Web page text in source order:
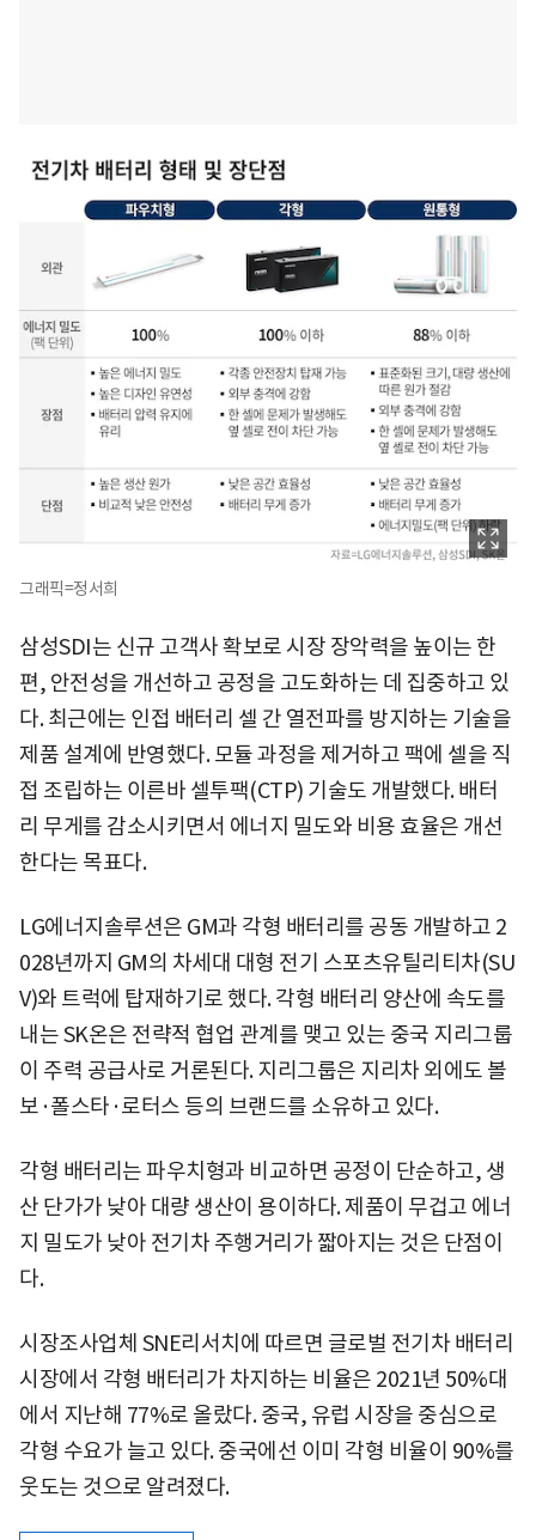
그래픽=정서희
삼성SDI는 신규 고객사 확보로 시장 장악력을 높이는 한
편, 안전성을 개선하고 공정을 고도화하는 데 집중하고 있
다. 최근에는 인접 배터리 셀 간 열전파를 방지하는 기술을
제품 설계에 반영했다. 모듈 과정을 제거하고 팩에 셀을 직
접 조립하는 이른바 셀투팩(CTP) 기술도 개발했다. 배터
리 무게를 감소시키면서 에너지 밀도와 비용 효율은 개선
한다는 목표다.
LG에너지솔루션은 GM과 각형 배터리를 공동 개발하고 2
028년까지 GM의 차세대 대형 전기 스포츠유틸리티차(SU
V)와 트럭에 탑재하기로 했다. 각형 배터리 양산에 속도를
내는 SK온은 전략적 협업 관계를 맺고 있는 중국 지리그룹
이 주력 공급사로 거론된다. 지리그룹은 지리차 외에도 볼
보·폴스타·로터스 등의 브랜드를 소유하고 있다.
각형 배터리는 파우치형과 비교하면 공정이 단순하고, 생
산 단가가 낮아 대량 생산이 용이하다. 제품이 무겁고 에너
지 밀도가 낮아 전기차 주행거리가 짧아지는 것은 단점이
다.
시장조사업체 SNE리서치에 따르면 글로벌 전기차 배터리
시장에서 각형 배터리가 차지하는 비율은 2021년 50%대
에서 지난해 77%로 올랐다. 중국, 유럽 시장을 중심으로
각형 수요가 늘고 있다. 중국에선 이미 각형 비율이 90%를
웃도는 것으로 알려졌다.